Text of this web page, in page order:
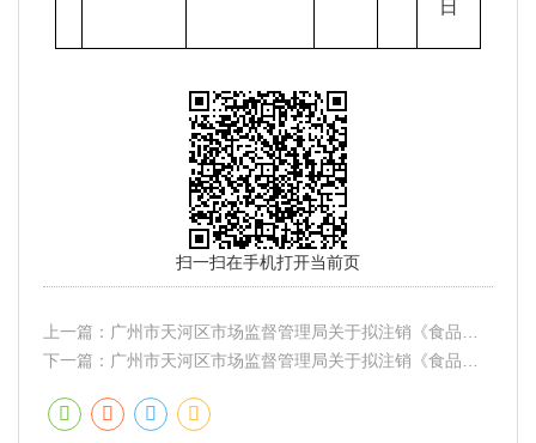
日
扫一扫在手机打开当前页
上一篇： 广州市天河区市场监督管理局关于拟注销《食品经营许可证》的公示（2025年43期）
下一篇： 广州市天河区市场监督管理局关于拟注销《食品经营许可证》的公示（2025年39期）